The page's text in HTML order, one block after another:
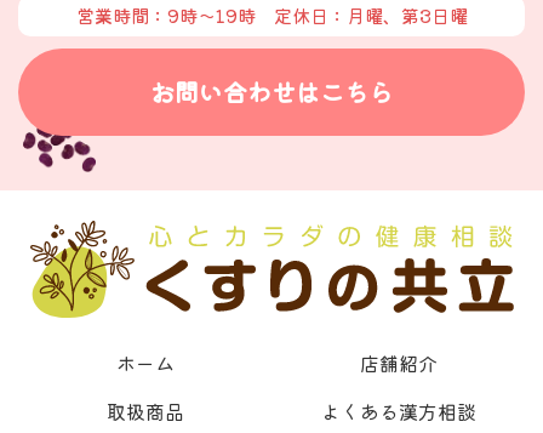
営業時間：9時〜19時 定休日：月曜、第3日曜
お問い合わせはこちら
ホーム
店舗紹介
取扱商品
よくある漢方相談